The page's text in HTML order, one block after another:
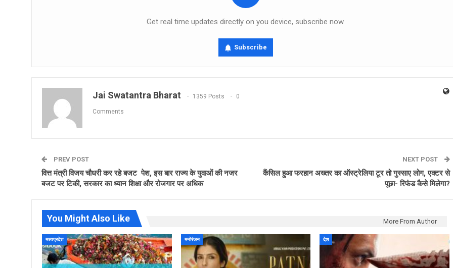
Get real time updates directly on you device, subscribe now.
Subscribe
Jai Swatantra Bharat 1359 Posts 0
Comments
PREV POST
वित्त मंत्री विजय चौधरी कर रहे बजट पेश, इस बार राज्य के युवाओं की नजर
बजट पर टिकी, सरकार का ध्यान शिक्षा और रोजगार पर अधिक
NEXT POST
कैंसिल हुआ फरहान अख्तर का ऑस्ट्रेलिया टूर तो गुस्साए लोग, एक्टर से
पूछा- रिफंड कैसे मिलेगा?
You Might Also Like More From Author
मध्यप्रदेश मनोरंजन देश